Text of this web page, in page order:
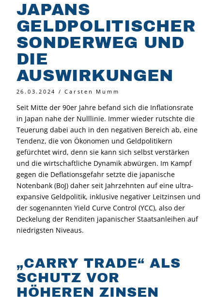
JAPANS
GELDPOLITISCHER
SONDERWEG UND
DIE
AUSWIRKUNGEN
26.03.2024 / Carsten Mumm
Seit Mitte der 90er Jahre befand sich die Inflationsrate
in Japan nahe der Nulllinie. Immer wieder rutschte die
Teuerung dabei auch in den negativen Bereich ab, eine
Tendenz, die von Ökonomen und Geldpolitikern
gefürchtet wird, denn sie kann sich selbst verstärken
und die wirtschaftliche Dynamik abwürgen. Im Kampf
gegen die Deflationsgefahr setzte die japanische
Notenbank (BoJ) daher seit Jahrzehnten auf eine ultra-
expansive Geldpolitik, inklusive negativer Leitzinsen und
der sogenannten Yield Curve Control (YCC), also der
Deckelung der Renditen japanischer Staatsanleihen auf
niedrigsten Niveaus.
„CARRY TRADE“ ALS
SCHUTZ VOR
HÖHEREN ZINSEN